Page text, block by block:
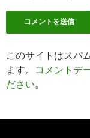
このサイトはスパ
ます。
コメントデ
ださい。